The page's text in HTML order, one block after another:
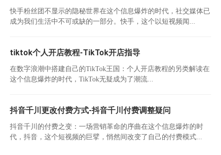
快手粉丝团不显示的隐秘世界在这个信息爆炸的时代，社交媒体已
成为我们生活中不可或缺的一部分。快手，这个以短视频闻...
tiktok个人开店教程-TikTok开店指导
在数字浪潮中搭建自己的TikTok王国：个人开店教程的另类解读在
这个信息爆炸的时代，TikTok无疑成为了潮流...
抖音千川更改付费方式-抖音千川付费调整疑问
抖音千川的付费之变：一场营销革命的序曲在这个信息爆炸的时
代，抖音，这个短视频的巨擘，悄然间改变了自己的付费模式...